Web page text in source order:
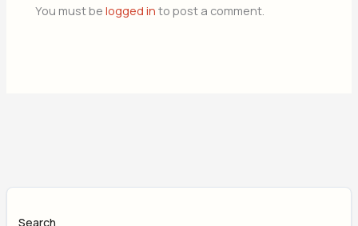
You must belogged in to post a comment.
Search